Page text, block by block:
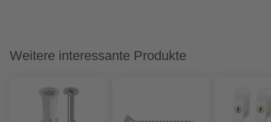
Weitere interessante Produkte